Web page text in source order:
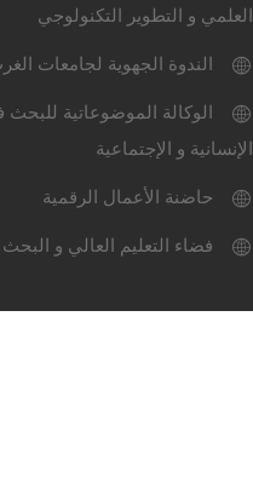
العلمي و التطوير التكنولوجي
الندوة الجهوية لجامعات
الوكالة الموضوعاتية للبحث
الإنسانية و الإجتماعية
حاضنة الأعمال الرقمية
فضاء التعليم العالي و